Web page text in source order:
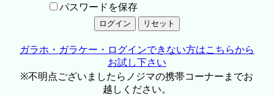
パスワードを保存
ガラホ・ガラケー・ログインできない方はこちらから
お試し下さい
※不明点ございましたらノジマの携帯コーナーまでお
越しください。